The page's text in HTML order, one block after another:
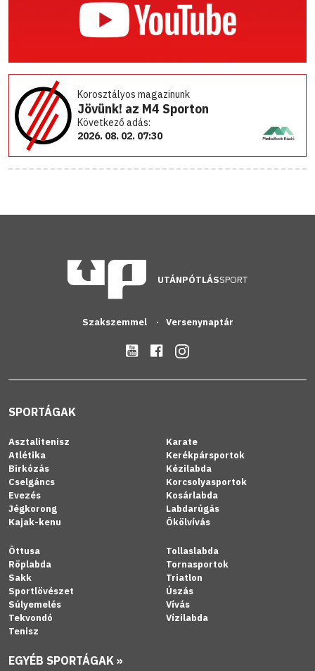
Korosztályos magazinunk
Jövünk! az M4 Sporton
Következő adás:
2026. 08. 02. 07:30
UTÁNPÓTLÁSSPORT
Szakszemmel Versenynaptár
SPORTÁGAK
Asztalitenisz
Atlétika
Birkózás
Cselgáncs
Evezés
Jégkorong
Kajak-kenu
Karate
Kerékpársportok
Kézilabda
Korcsolyasportok
Kosárlabda
Labdarúgás
Ökölvívás
Öttusa
Röplabda
Sakk
Sportlövészet
Súlyemelés
Tekvondó
Tenisz
Tollaslabda
Tornasportok
Triatlon
Úszás
Vívás
Vízilabda
EGYÉB SPORTÁGAK »